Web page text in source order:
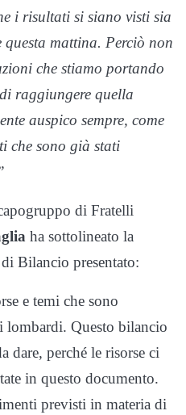
i risultati si siano visti sia
mattina. Perciò non
che stiamo portando
raggiungere quella
auspico sempre, come
che sono già stati
di Fratelli
ha sottolineato la
Bilancio presentato:
e temi che sono
lombardi. Questo bilancio
dare, perché le risorse ci
in questo documento.
previsti in materia di